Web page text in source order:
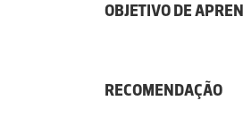
OBJETIVO DE
RECOMENDAÇÃO